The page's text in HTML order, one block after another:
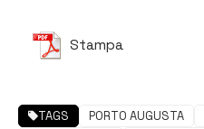
Stampa
TAGS PORTO AUGUSTA